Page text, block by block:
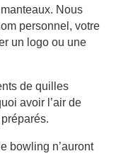
Nous
personnel, votre
un logo ou une
de quilles
avoir l’air de
bowling n’auront